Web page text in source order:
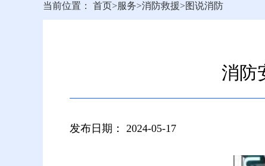
当前位置： 首页>服务>消防救援>图说消防
消防
发布日期： 2024-05-17